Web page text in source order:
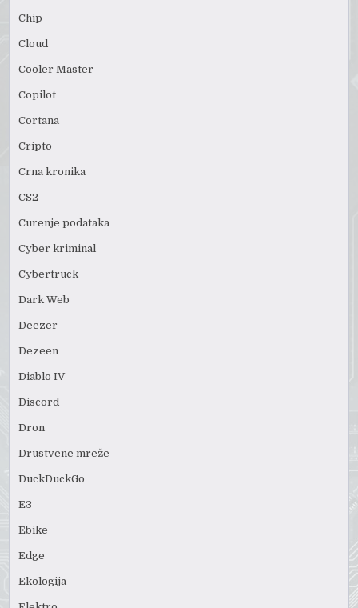
Chip
Cloud
Cooler Master
Copilot
Cortana
Cripto
Crna kronika
CS2
Curenje podataka
Cyber kriminal
Cybertruck
Dark Web
Deezer
Dezeen
Diablo IV
Discord
Dron
Drustvene mreže
DuckDuckGo
E3
Ebike
Edge
Ekologija